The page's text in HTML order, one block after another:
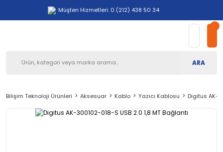
Müşteri Hizmetleri: 0 (212) 438 50 34
ARA
Bilişim Teknoloji Ürünleri Aksesuar Kablo Yazıcı Kablosu Digitus AK-